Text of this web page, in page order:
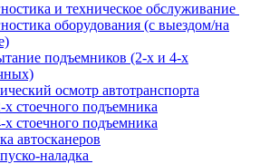
и техническое обслуживание
оборудования (с выездом/на
подъемников (2-х и 4-х
осмотр автотранспорта
стоечного подъемника
стоечного подъемника
автосканеров
наладка